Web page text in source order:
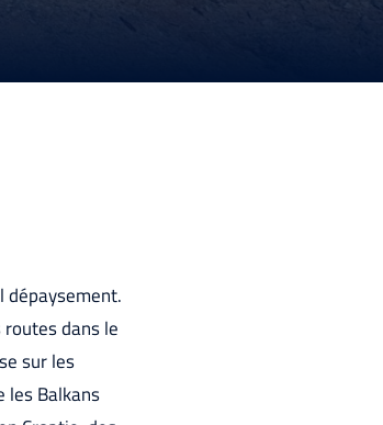
dépaysement.
routes dans le
sur les
les Balkans